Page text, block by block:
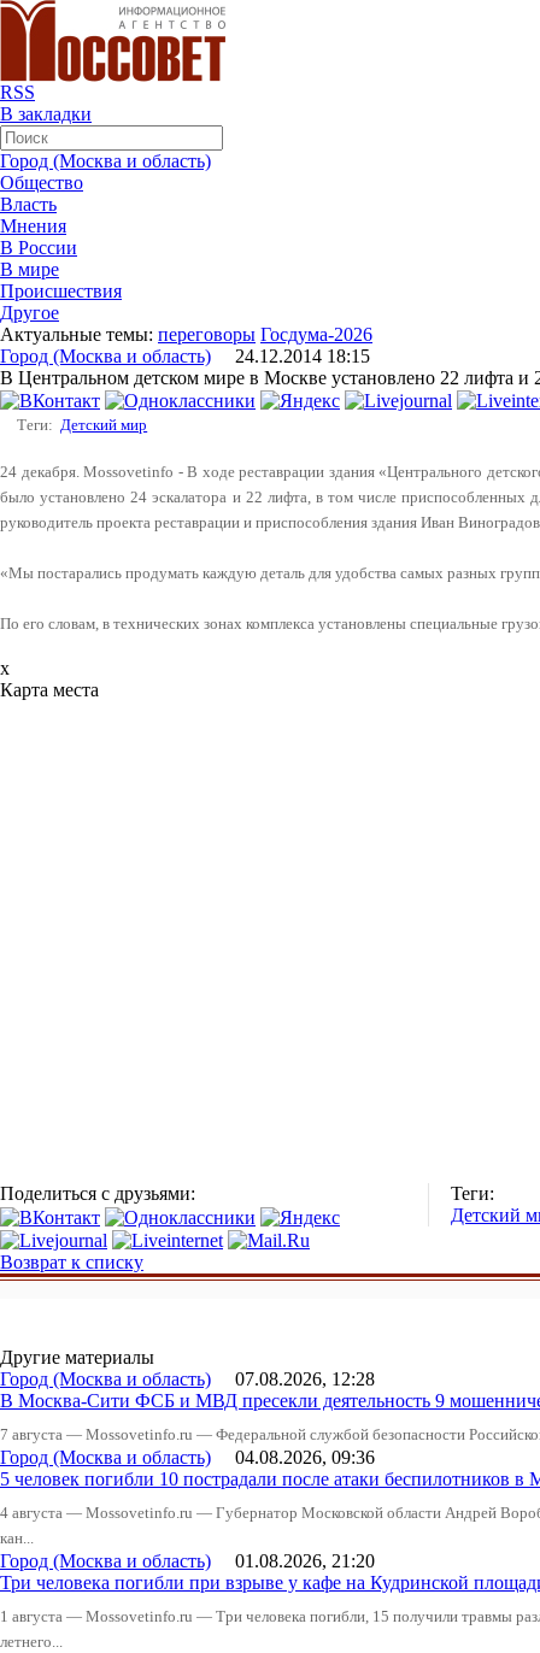
RSS
В закладки
Город (Москва и область)
Общество
Власть
Мнения
В России
В мире
Происшествия
Другое
Актуальные темы: переговоры Госдума-2026
Город (Москва и область) 24.12.2014 18:15
В Центральном детском мире в Москве установлено 22 лифта и
Теги: Детский мир
24 декабря. Mossovetinfo - В ходе реставрации здания «Центрального
было установлено 24 эскалатора и 22 лифта, в том числе приспособленных
руководитель проекта реставрации и приспособления здания Иван
«Мы постарались продумать каждую деталь для удобства самых разных
По его словам, в технических зонах комплекса установлены специальные
x
Карта места
Поделиться с друзьями:
Теги:
Детский
Возврат к списку
Другие материалы
Город (Москва и область) 07.08.2026, 12:28
В Москва-Сити ФСБ и МВД пресекли деятельность 9
7 августа — Mossovetinfo.ru — Федеральной службой безопасности
Город (Москва и область) 04.08.2026, 09:36
5 человек погибли 10 пострадали после атаки беспилотников в
4 августа — Mossovetinfo.ru — Губернатор Московской области Андрей
кан...
Город (Москва и область) 01.08.2026, 21:20
Три человека погибли при взрыве у кафе на Кудринской
1 августа — Mossovetinfo.ru — Три человека погибли, 15 получили травмы
летнего...